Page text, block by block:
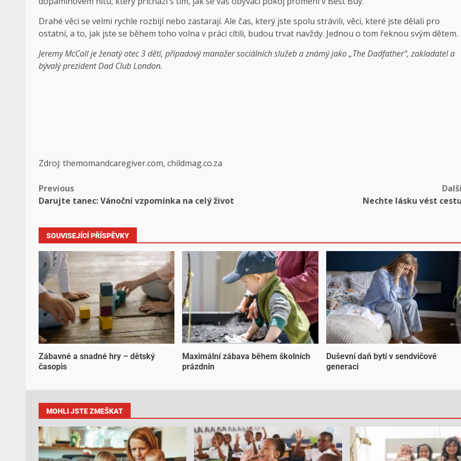
Drahé věci se velmi rychle rozbijí nebo zastarají. Ale čas, který jste spolu strávili, věci, které jste dělali pro
ostatní, a to, jak jste se během toho volna v práci cítili, budou trvat navždy. Jednou o tom řeknou svým dětem.
Jeremy McCall je ženatý otec 3 dětí, případový manažer sociálních služeb a známý jako „The Dadfather“, zakladatel a
bývalý prezident Dad Club London.
Zdroj: themomandcaregiver.com, childmag.co.za
Previous
Darujte tanec: Vánoční vzpomínka na celý život
Nechte lásku vést
SOUVISEJÍCÍ PŘÍSPĚVKY
Zábavné a snadné hry – dětský
časopis
Maximální zábava během školních
prázdnin
Duševní daň bytí v sendvičové
generaci
MOHLI JSTE ZMEŠKAT